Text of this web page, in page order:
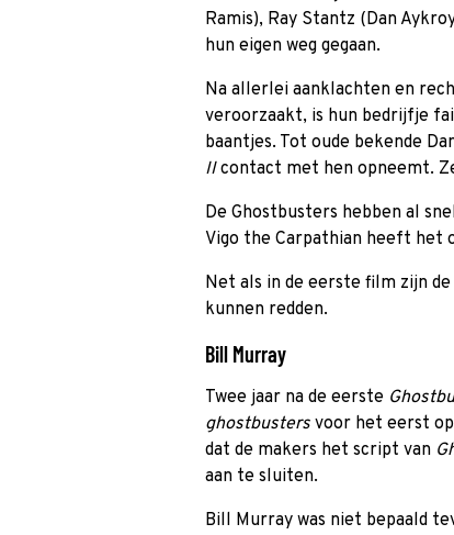
Ramis), Ray Stantz (Dan
hun eigen weg gegaan.
Na allerlei aanklachten en
veroorzaakt, is hun bedrijfje
baantjes. Tot oude bekende
IIcontact met hen opneemt.
De Ghostbusters hebben al
Vigo the Carpathian heeft het
Net als in de eerste film zijn de
kunnen redden.
Bill Murray
Twee jaar na de eerste
ghostbusters voor het eerst
dat de makers het script van
aan te sluiten.
Bill Murray was niet bepaald